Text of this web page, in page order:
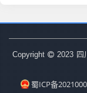
Copyright 2023 四
蜀ICP备